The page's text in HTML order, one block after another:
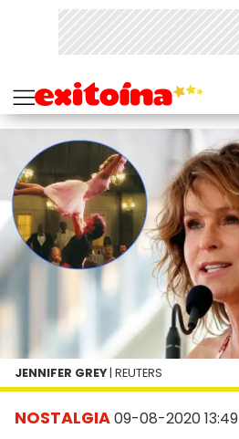
NOSTALGIA09-08-2020 13:49
JENNIFER GREY| REUTERS